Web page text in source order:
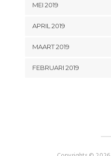
MEI 2019
APRIL 2019
MAART 2019
FEBRUARI 2019